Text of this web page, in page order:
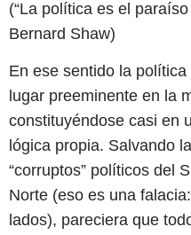
(“La política es el
Bernard Shaw)
En ese sentido la
lugar preeminente en la
constituyéndose casi en
lógica propia. Salvando
“corruptos” políticos del
Norte (eso es una
lados), pareciera que